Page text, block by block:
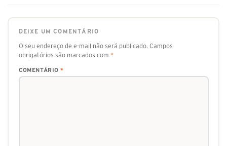
DEIXE UM COMENTÁRIO
O seu endereço de e-mail não será publicado. Campos
obrigatórios são marcados com *
COMENTÁRIO *